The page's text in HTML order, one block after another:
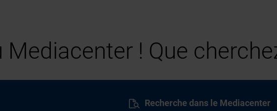
Mediacenter ! Que
Recherche dans le Mediacenter